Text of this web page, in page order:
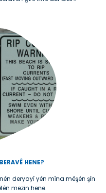
HENE?
deryayî yên mîna mêşên şîn
mezin hene.